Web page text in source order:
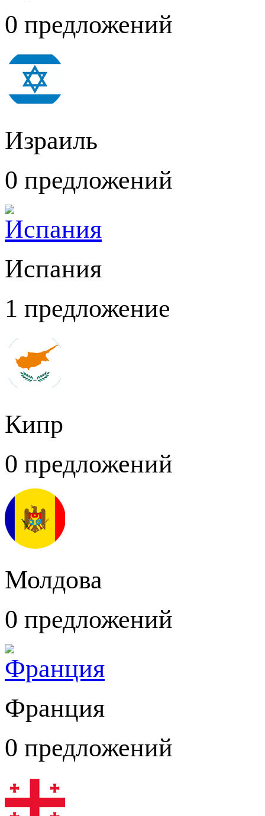
0 предложений
Израиль
0 предложений
Испания
1 предложение
Кипр
0 предложений
Молдова
0 предложений
Франция
0 предложений